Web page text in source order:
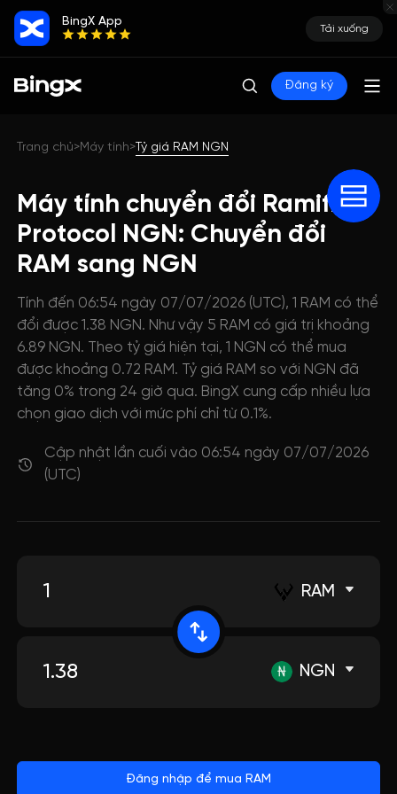
BingX App
Tải xuống
Đăng ký
Trang chủ>Máy tính>Tỷ giá RAM NGN
Máy tính chuyển đổi Ramifi
Protocol NGN: Chuyển đổi
RAM sang NGN
Tính đến 06:54 ngày 07/07/2026 (UTC), 1 RAM có thể
đổi được 1.38 NGN. Như vậy 5 RAM có giá trị khoảng
6.89 NGN. Theo tỷ giá hiện tại, 1 NGN có thể mua
được khoảng 0.72 RAM. Tỷ giá RAM so với NGN đã
tăng 0% trong 24 giờ qua. BingX cung cấp nhiều lựa
chọn giao dịch với mức phí chỉ từ 0.1%.
Cập nhật lần cuối vào 06:54 ngày 07/07/2026
(UTC)
RAM
NGN
Đăng nhập để mua RAM